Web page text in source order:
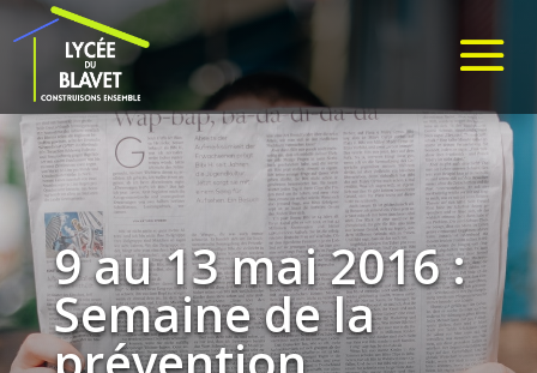
9 au 13 mai 2016 :
Semaine de la